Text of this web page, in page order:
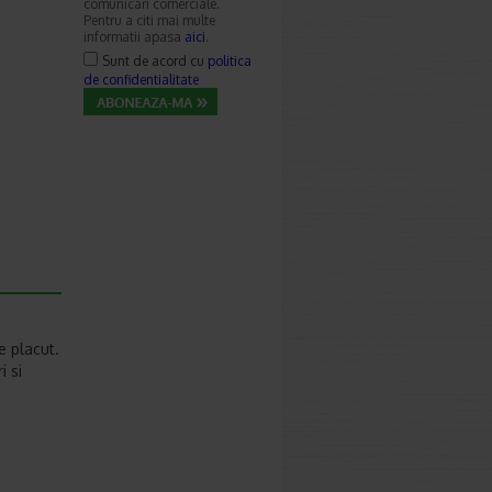
placut.
si
comunicari comerciale.
Pentru a citi mai multe
informatii apasa aici.
Sunt de acord cu politica
de confidentialitate